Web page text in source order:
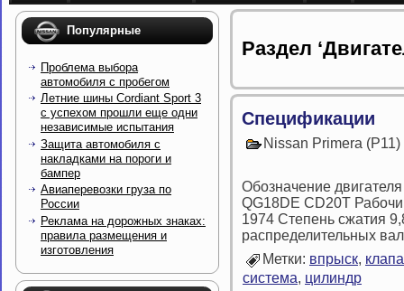
Популярные
Проблема выбора
автомобиля с пробегом
Летние шины Cordiant Sport 3
с успехом прошли еще одни
независимые испытания
Защита автомобиля с
накладками на пороги и
бампер
Авиаперевозки груза по
России
Реклама на дорожных знаках:
правила размещения и
изготовления
Раздел
Спецификации
Nissan Primera
Обозначение
QG18DE CD20T
1974 Степень сжатия
распределительных
Метки: впрыск,
система, цилиндр